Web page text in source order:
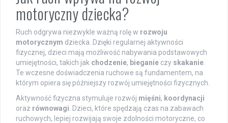
motoryczny dziecka?
Ruch odgrywa niezwykle ważną rolę w rozwoju
motorycznym dziecka. Dzięki regularnej aktywności
fizycznej, dzieci mają możliwość nabywania podstawowych
umiejętności, takich jak chodzenie, bieganie czy skakanie.
Te wczesne doświadczenia ruchowe są fundamentem, na
którym opiera się późniejszy rozwój umiejętności fizycznych.
Aktywność fizyczna stymuluje rozwój mięśni, koordynacji
oraz równowagi. Dzieci, które spędzają czas na zabawach
ruchowych, lepiej rozwijają swoje zdolności motoryczne, co